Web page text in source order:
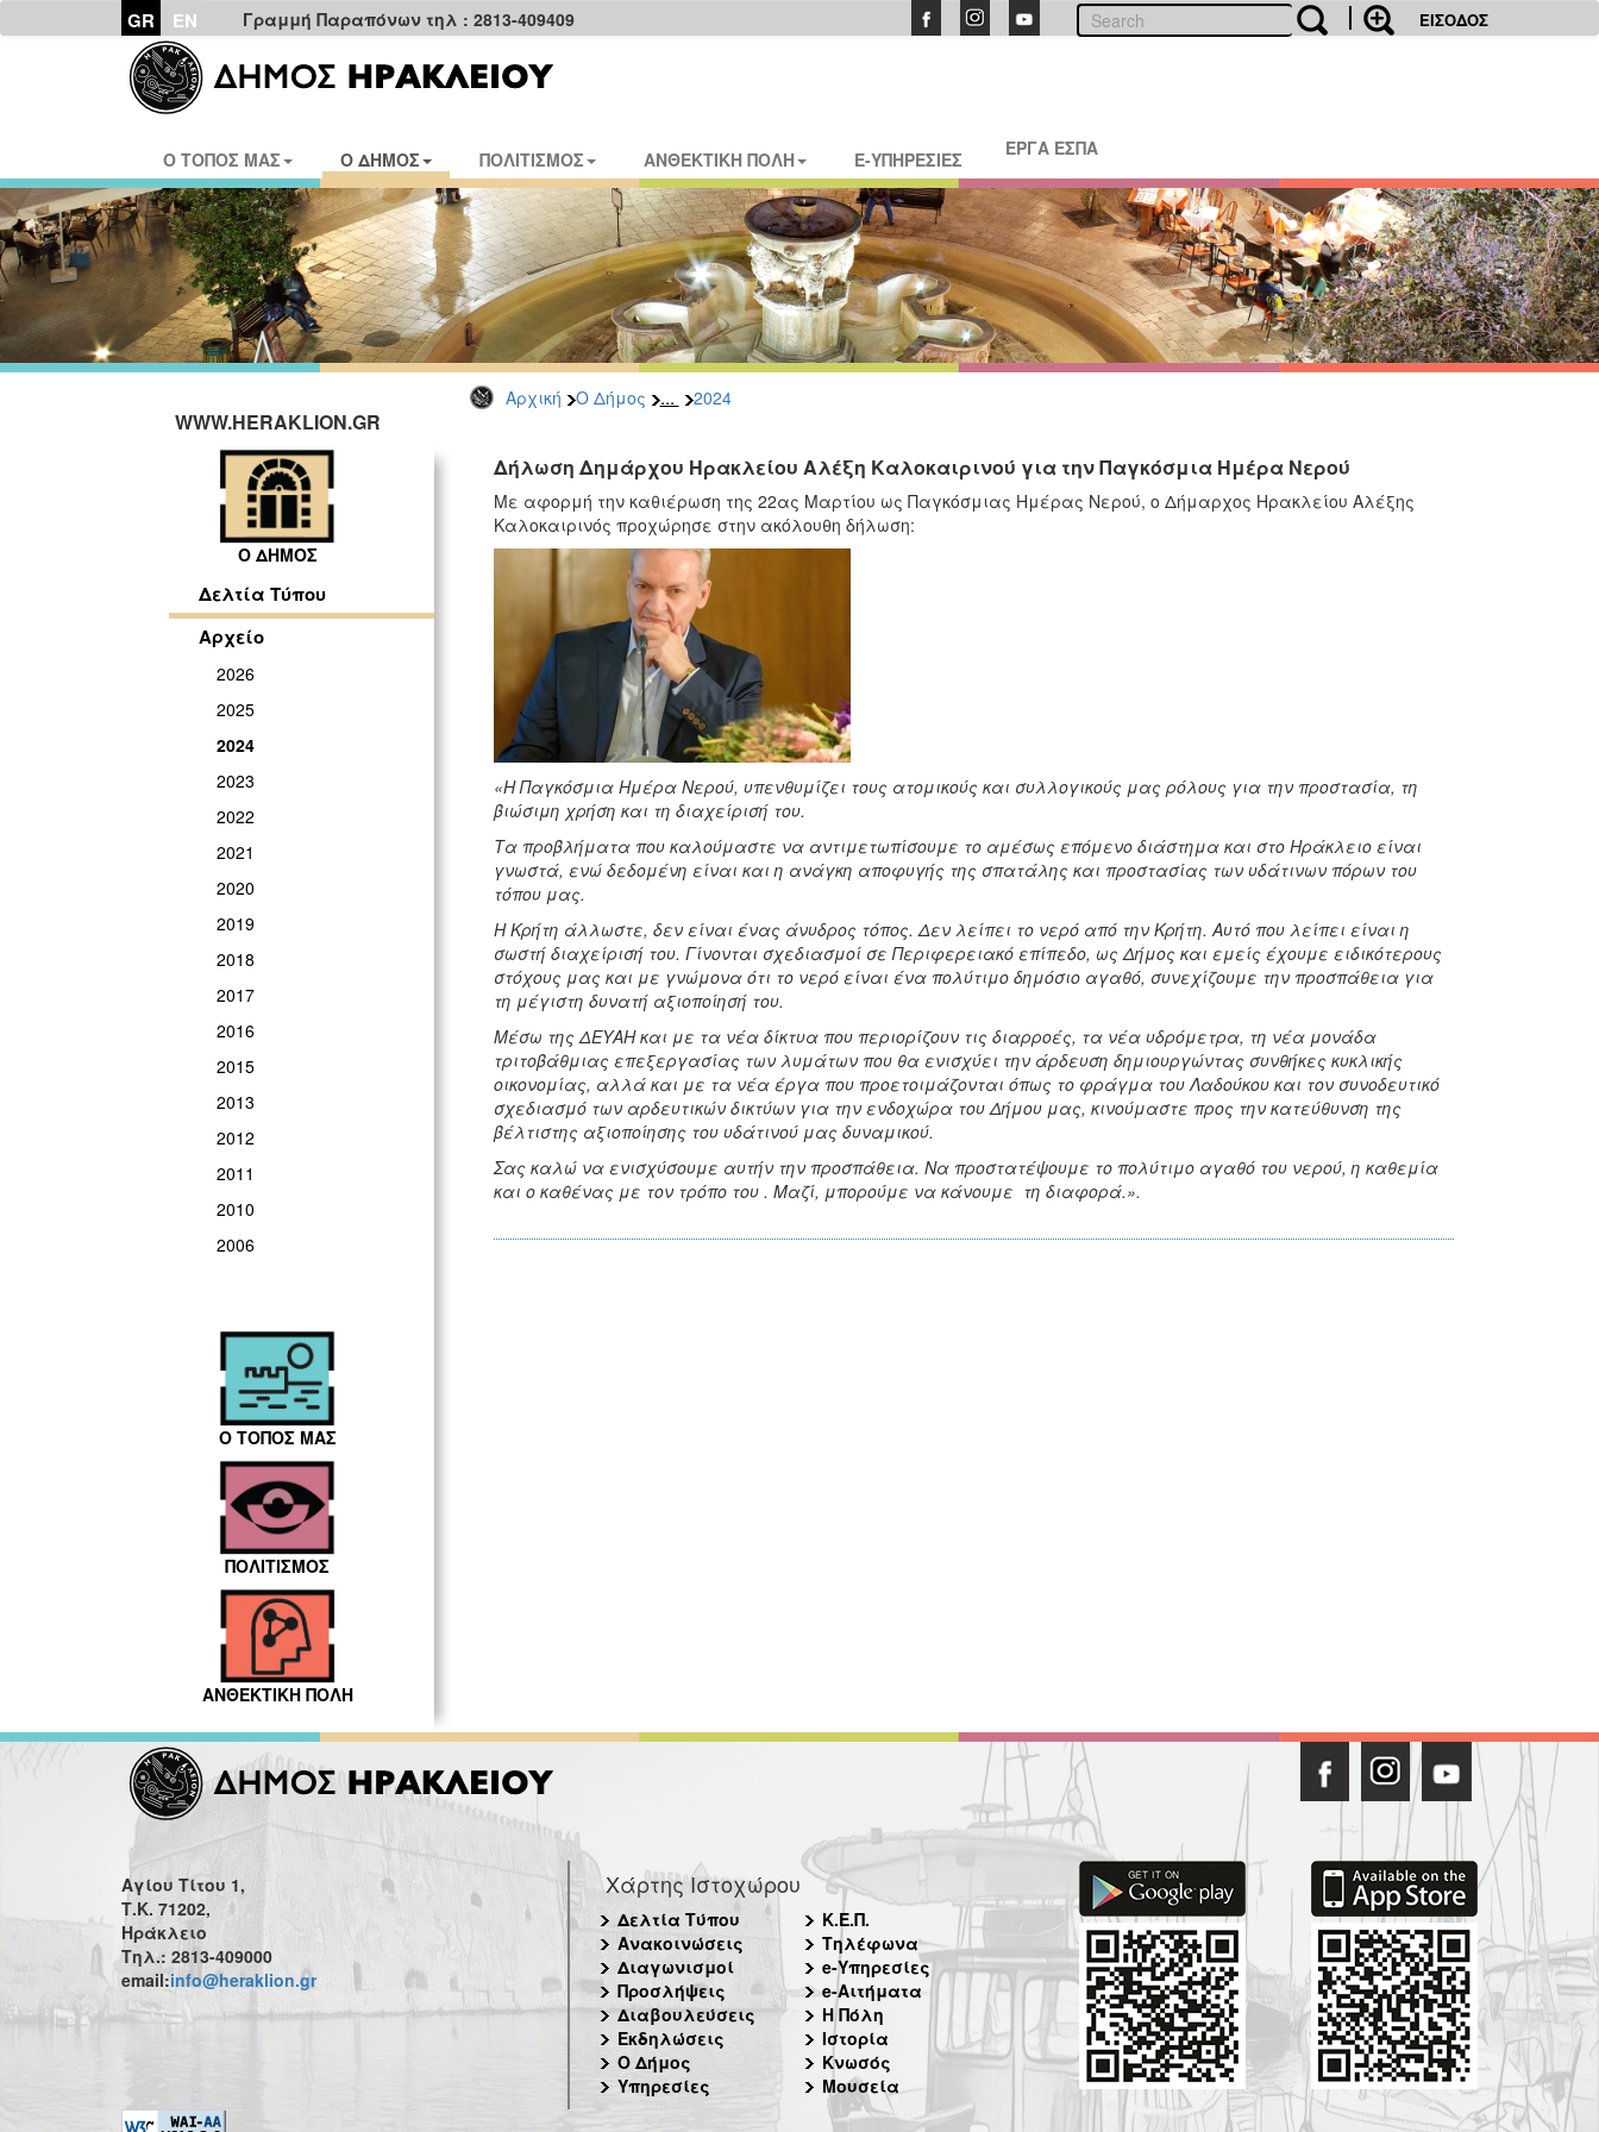
GR EN Γραμμή Παραπόνων τηλ : 2813-409409 ΕΙΣΟΔΟΣ
Ο ΤΟΠΟΣ ΜΑΣ Ο ΔΗΜΟΣ ΠΟΛΙΤΙΣΜΟΣ ΑΝΘΕΚΤΙΚΗ ΠΟΛΗ E-ΥΠΗΡΕΣΙΕΣ ΕΡΓΑ ΕΣΠΑ
Αρχική Ο Δήμος ... 2024
WWW.HERAKLION.GR
Ο ΔΗΜΟΣ
Δελτία Τύπου
Αρχείο
2026
2025
2024
2023
2022
2021
2020
2019
2018
2017
2016
2015
2013
2012
2011
2010
2006
Ο ΤΟΠΟΣ ΜΑΣ
ΠΟΛΙΤΙΣΜΟΣ
ΑΝΘΕΚΤΙΚΗ ΠΟΛΗ
Δήλωση Δημάρχου Ηρακλείου Αλέξη Καλοκαιρινού για την Παγκόσμια Ημέρα Νερού
Με αφορμή την καθιέρωση της 22ας Μαρτίου ως Παγκόσμιας Ημέρας Νερού, ο Δήμαρχος Ηρακλείου Αλέξης
Καλοκαιρινός προχώρησε στην ακόλουθη δήλωση:
«Η Παγκόσμια Ημέρα Νερού, υπενθυμίζει τους ατομικούς και συλλογικούς μας ρόλους για την προστασία, τη
βιώσιμη χρήση και τη διαχείρισή του.
Τα προβλήματα που καλούμαστε να αντιμετωπίσουμε το αμέσως επόμενο διάστημα και στο Ηράκλειο είναι
γνωστά, ενώ δεδομένη είναι και η ανάγκη αποφυγής της σπατάλης και προστασίας των υδάτινων πόρων του
τόπου μας.
Η Κρήτη άλλωστε, δεν είναι ένας άνυδρος τόπος. Δεν λείπει το νερό από την Κρήτη. Αυτό που λείπει είναι η
σωστή διαχείρισή του. Γίνονται σχεδιασμοί σε Περιφερειακό επίπεδο, ως Δήμος και εμείς έχουμε ειδικότερους
στόχους μας και με γνώμονα ότι το νερό είναι ένα πολύτιμο δημόσιο αγαθό, συνεχίζουμε την προσπάθεια για
τη μέγιστη δυνατή αξιοποίησή του.
Μέσω της ΔΕΥΑΗ και με τα νέα δίκτυα που περιορίζουν τις διαρροές, τα νέα υδρόμετρα, τη νέα μονάδα
τριτοβάθμιας επεξεργασίας των λυμάτων που θα ενισχύει την άρδευση δημιουργώντας συνθήκες κυκλικής
οικονομίας, αλλά και με τα νέα έργα που προετοιμάζονται όπως το φράγμα του Λαδούκου και τον συνοδευτικό
σχεδιασμό των αρδευτικών δικτύων για την ενδοχώρα του Δήμου μας, κινούμαστε προς την κατεύθυνση της
βέλτιστης αξιοποίησης του υδάτινού μας δυναμικού.
Σας καλώ να ενισχύσουμε αυτήν την προσπάθεια. Να προστατέψουμε το πολύτιμο αγαθό του νερού, η καθεμία
και ο καθένας με τον τρόπο του . Μαζί, μπορούμε να κάνουμε τη διαφορά.».
Αγίου Τίτου 1,
Τ.Κ. 71202,
Ηράκλειο
Τηλ.: 2813-409000
email:info@heraklion.gr
Χάρτης Ιστοχώρου
Δελτία Τύπου
Ανακοινώσεις
Διαγωνισμοί
Προσλήψεις
Διαβουλεύσεις
Εκδηλώσεις
Ο Δήμος
Υπηρεσίες
Κ.Ε.Π.
Τηλέφωνα
e-Υπηρεσίες
e-Αιτήματα
Η Πόλη
Ιστορία
Κνωσός
Μουσεία